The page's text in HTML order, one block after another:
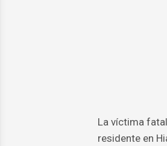
La víctima
residente en